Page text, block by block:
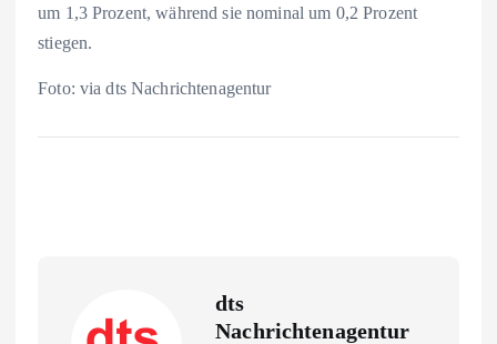
um 1,3 Prozent, während sie nominal um 0,2 Prozent
stiegen.
Foto: via dts Nachrichtenagentur
dts
Nachrichtenagentur